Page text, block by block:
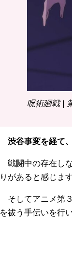
呪術廻戦 |
渋谷事変を経て
戦闘中の存在し
りがあると感じます
そしてアニメ第
を祓う手伝いを行